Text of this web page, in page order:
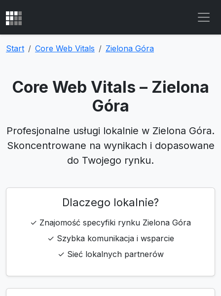
Start Core Web Vitals Zielona Góra
Core Web Vitals – Zielona
Góra
Profesjonalne usługi lokalnie w Zielona Góra.
Skoncentrowane na wynikach i dopasowane
do Twojego rynku.
Dlaczego lokalnie?
✓ Znajomość specyfiki rynku Zielona Góra
✓ Szybka komunikacja i wsparcie
✓ Sieć lokalnych partnerów